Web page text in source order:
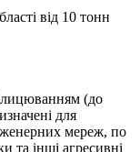
від 10 тонн
(до
для
мереж, по
та інші агресивні